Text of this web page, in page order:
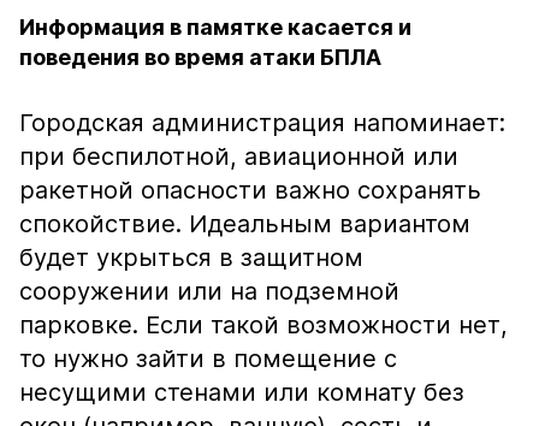
Информация в памятке касается и
поведения во время атаки БПЛА
Городская администрация напоминает:
при беспилотной, авиационной или
ракетной опасности важно сохранять
спокойствие. Идеальным вариантом
будет укрыться в защитном
сооружении или на подземной
парковке. Если такой возможности нет,
то нужно зайти в помещение с
несущими стенами или комнату без